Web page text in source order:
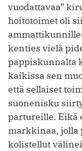
vuodattavaa”
hoitotoimet oli
kenties vielä
pappiskunnalta
kaikissa sen
että sellaiset
suonenisku
partureille. Eikä
markkinaa, jolla
kolistellut